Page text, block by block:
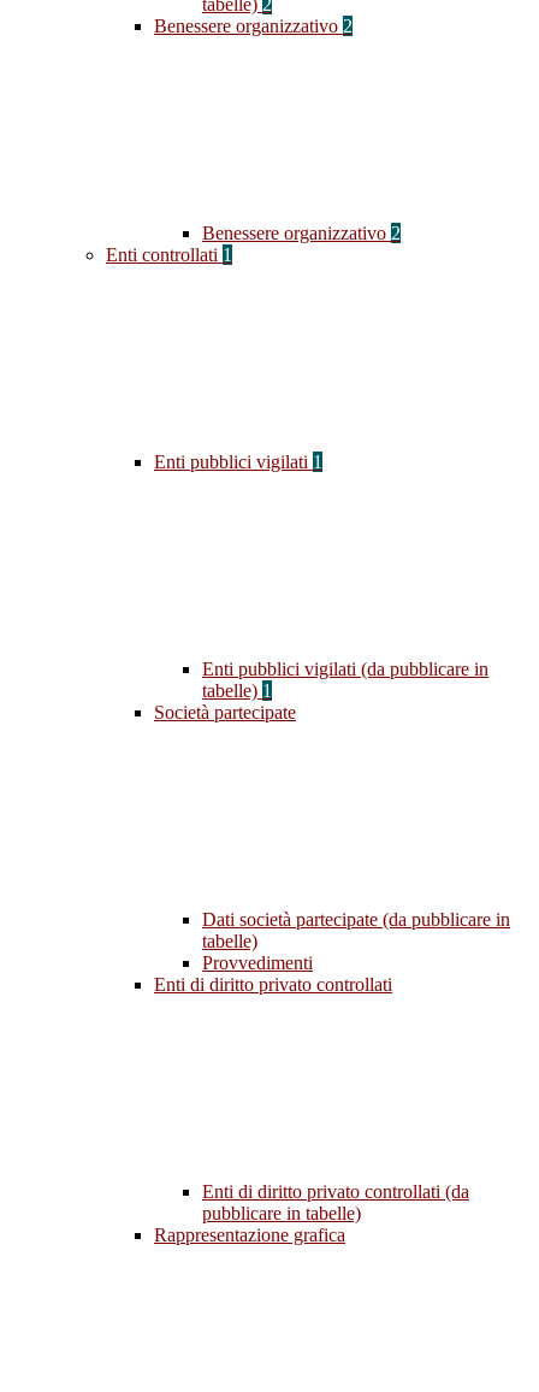
tabelle) 2
Benessere organizzativo 2
Benessere organizzativo 2
Enti controllati 1
Enti pubblici vigilati 1
Enti pubblici vigilati (da pubblicare in
tabelle) 1
Società partecipate
Dati società partecipate (da pubblicare in
tabelle)
Provvedimenti
Enti di diritto privato controllati
Enti di diritto privato controllati (da
pubblicare in tabelle)
Rappresentazione grafica